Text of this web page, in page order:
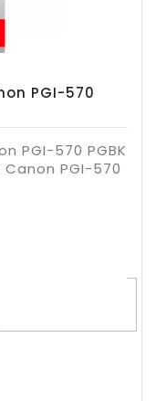
PGI-570
PGI-570 PGBK
PGI-570